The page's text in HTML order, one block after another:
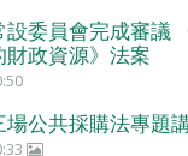
委員會完成審議
政資源》法案
場公共採購法專題